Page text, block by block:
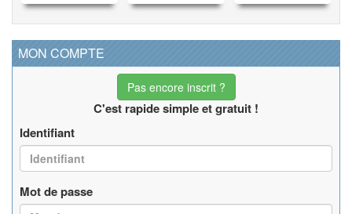
MON COMPTE
Pas encore inscrit ?
C'est rapide simple et gratuit !
Identifiant
Mot de passe